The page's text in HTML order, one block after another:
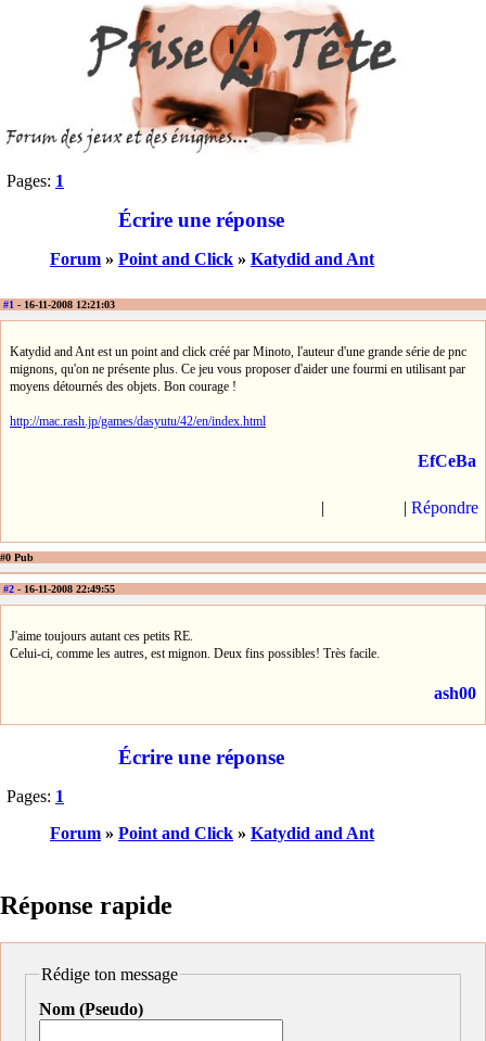
Pages: 1
Écrire une réponse
Forum » Point and Click » Katydid and Ant
#1 - 16-11-2008 12:21:03
Katydid and Ant est un point and click créé par Minoto, l'auteur d'une grande série de pnc
mignons, qu'on ne présente plus. Ce jeu vous proposer d'aider une fourmi en utilisant par
moyens détournés des objets. Bon courage !
http://mac.rash.jp/games/dasyutu/42/en/index.html
EfCeBa
| | Répondre
#0 Pub
#2 - 16-11-2008 22:49:55
J'aime toujours autant ces petits RE.
Celui-ci, comme les autres, est mignon. Deux fins possibles! Très facile.
ash00
Écrire une réponse
Pages: 1
Forum » Point and Click » Katydid and Ant
Réponse rapide
Rédige ton message
Nom (Pseudo)